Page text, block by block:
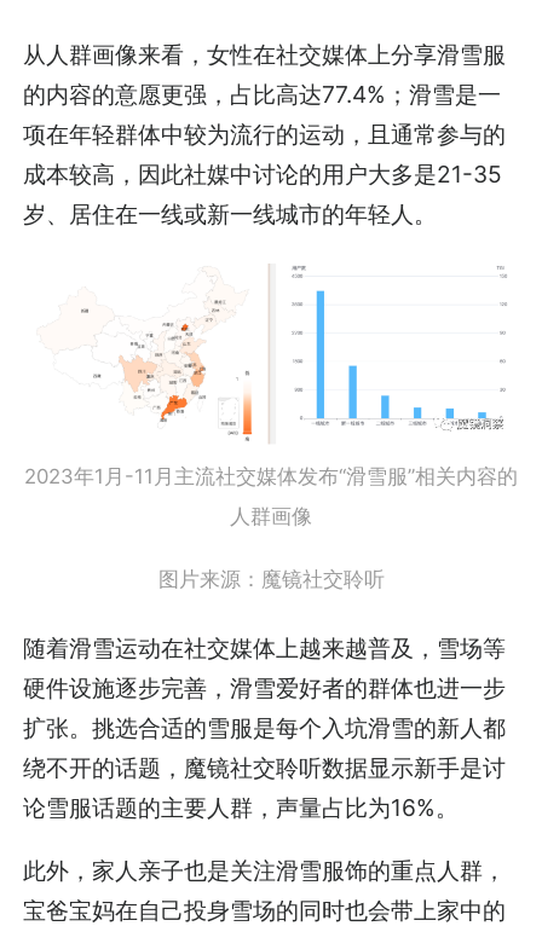
从人群画像来看，女性在社交媒体上分享滑雪服
的内容的意愿更强，占比高达77.4%；滑雪是一
项在年轻群体中较为流行的运动，且通常参与的
成本较高，因此社媒中讨论的用户大多是21-35
岁、居住在一线或新一线城市的年轻人。
2023年1月-11月主流社交媒体发布“滑雪服”相关内容的
人群画像
图片来源：魔镜社交聆听
随着滑雪运动在社交媒体上越来越普及，雪场等
硬件设施逐步完善，滑雪爱好者的群体也进一步
扩张。挑选合适的雪服是每个入坑滑雪的新人都
绕不开的话题，魔镜社交聆听数据显示新手是讨
论雪服话题的主要人群，声量占比为16%。
此外，家人亲子也是关注滑雪服饰的重点人群，
宝爸宝妈在自己投身雪场的同时也会带上家中的